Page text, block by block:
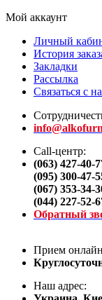
Мой аккаунт
Личный
История
Закладки
Рассылка
Связаться с
Call-центр:
(063) 427-40-
(095) 300-47-
(067) 353-34-
(044) 227-52-
Обратный
Прием онлайн
Наш адрес: